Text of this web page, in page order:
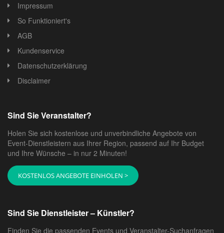
Impressum
So Funktioniert's
AGB
Kundenservice
Datenschutzerklärung
Disclaimer
Sind Sie Veranstalter?
Holen Sie sich kostenlose und unverbindliche Angebote von
Event-Dienstleistern aus Ihrer Region, passend auf Ihr Budget
und Ihre Wünsche – in nur 2 Minuten!
KOSTENLOS ANGEBOTE EINHOLEN >
Sind Sie Dienstleister – Künstler?
Finden Sie die passenden Events und Veranstalter-Suchanfragen